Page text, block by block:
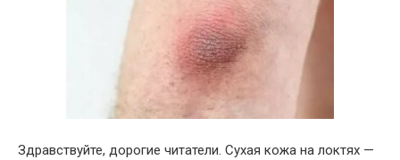
Здравствуйте, дорогие читатели. Сухая кожа на локтях —